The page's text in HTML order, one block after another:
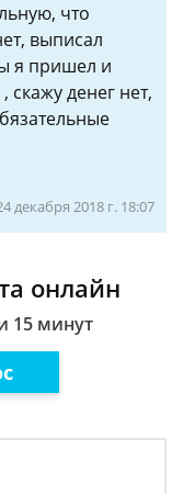
что
выписал
я пришел и
скажу денег нет,
декабря 2018 г. 18:07
онлайн
15 минут